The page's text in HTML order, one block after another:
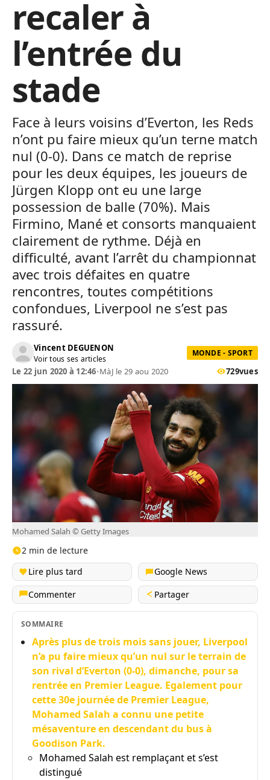
recaler à
l’entrée du
stade
Face à leurs voisins d’Everton, les Reds
n’ont pu faire mieux qu’un terne match
nul (0-0). Dans ce match de reprise
pour les deux équipes, les joueurs de
Jürgen Klopp ont eu une large
possession de balle (70%). Mais
Firmino, Mané et consorts manquaient
clairement de rythme. Déjà en
difficulté, avant l’arrêt du championnat
avec trois défaites en quatre
rencontres, toutes compétitions
confondues, Liverpool ne s’est pas
rassuré.
Vincent DEGUENON
Voir tous ses articles
MONDE - SPORT
Le 22 jun 2020 à 12:46•MàJ le 29 aou 2020 729vues
Mohamed Salah © Getty Images
2 min de lecture
Lire plus tard
Google News
Commenter
Partager
SOMMAIRE
Après plus de trois mois sans jouer, Liverpool
n’a pu faire mieux qu’un nul sur le terrain de
son rival d’Everton (0-0), dimanche, pour sa
rentrée en Premier League. Egalement pour
cette 30e journée de Premier League,
Mohamed Salah a connu une petite
mésaventure en descendant du bus à
Goodison Park.
Mohamed Salah est remplaçant et s’est
distingué